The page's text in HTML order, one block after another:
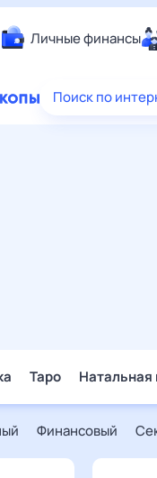
Личные финансы
Поиск по
Таро Натальная
Финансовый